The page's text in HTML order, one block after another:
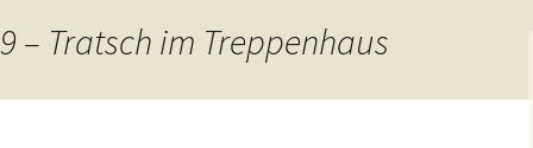
– Tratsch im Treppenhaus